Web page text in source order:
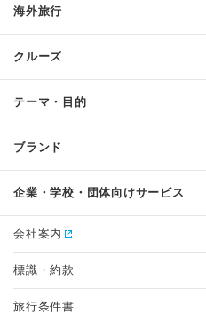
海外旅行
クルーズ
テーマ・目的
ブランド
企業・学校・団体向けサービス
会社案内
標識・約款
旅行条件書